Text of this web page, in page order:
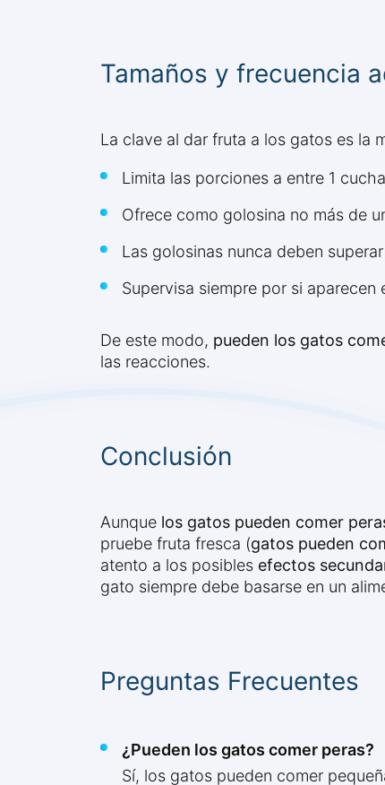
Tamaños y frecuencia
La clave al dar fruta a los gatos es la
Limita las porciones a entre 1
Ofrece como golosina no más de
Las golosinas nunca deben
Supervisa siempre por si aparecen
De este modo, pueden los gatos
las reacciones.
Conclusión
Aunque los gatos pueden comer
pruebe fruta fresca (gatos pueden
atento a los posibles efectos
gato siempre debe basarse en un
Preguntas Frecuentes
¿Pueden los gatos comer peras?
Sí, los gatos pueden comer